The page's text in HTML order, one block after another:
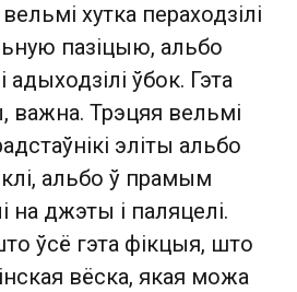
хутка пераходзілі
пазіцыю, альбо
адыходзілі ўбок. Гэта
важна. Трэцяя вельмі
эліты альбо
альбо ў прамым
на джэты і паляцелі.
ўсё гэта фікцыя, што
вёска, якая можа